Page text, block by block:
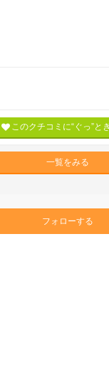
このクチコミに“ぐっ”と
一覧をみる
フォローする